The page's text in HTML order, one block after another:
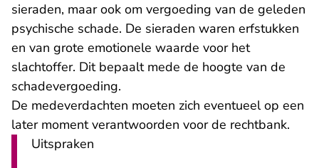
sieraden, maar ook om vergoeding van de geleden
psychische schade. De sieraden waren erfstukken
en van grote emotionele waarde voor het
slachtoffer. Dit bepaalt mede de hoogte van de
schadevergoeding.
De medeverdachten moeten zich eventueel op een
later moment verantwoorden voor de rechtbank.
Uitspraken